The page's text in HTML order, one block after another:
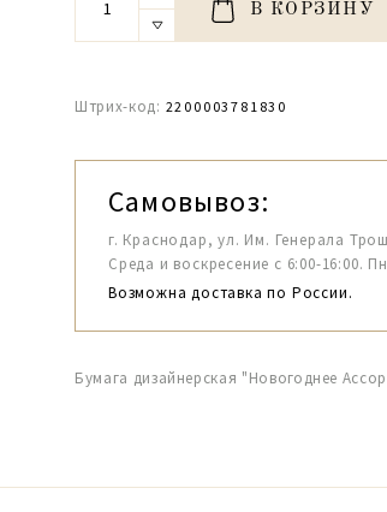
В КОРЗИНУ
Штрих-код: 2200003781830
Самовывоз:
г. Краснодар, ул. Им. Генерала
Среда и воскресение с 6:00-16:00.
Возможна доставка по России.
Бумага дизайнерская "Новогоднее